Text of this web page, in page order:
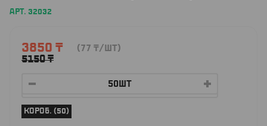
АРТ. 32032
3850 ₸
5150₸
(77 ₸/ШТ)
КОРОБ. (50)